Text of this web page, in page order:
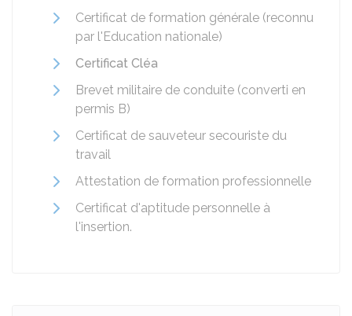
Certificat de formation générale (reconnu
par l'Education nationale)
Certificat Cléa
Brevet militaire de conduite (converti en
permis B)
Certificat de sauveteur secouriste du
travail
Attestation de formation professionnelle
Certificat d'aptitude personnelle à
l'insertion.